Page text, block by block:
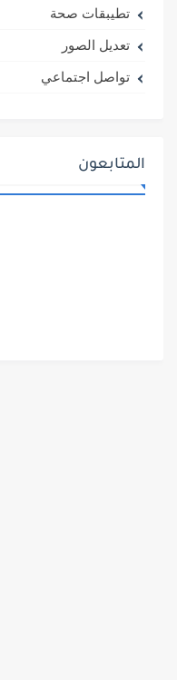
تطيبقات صحة
تعديل الصور
تواصل اجتماعي
المتابعون